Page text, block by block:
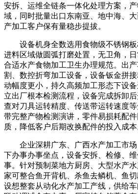
安拆、运维全链条一体化处理方案，
域，同时批量出口东南亚、地中海、
产加工客户保有量稳步提拔。
设备机身全数选用食物级不锈钢板
进料区域做圆弧打磨处置，无卫角，日
合适水产食物加工卫生办理规范。出
割、数控折弯加工设备，设备钣金拼
动幅度更小，持久高频加工形态下设
立出厂根本检测流程，设备完成拆卸
查对刀具运转精度、传送带运转速度
带完整产物检测演讲，零件易损耗配
质，降低客户后期改换配件的投入成本
企业深耕广东、广西水产加工市场
下办事办事坐点，设备安拆、检修、
事。针对预制菜地方厨房、大型水产
家可整合鱼开背机、杀鱼去鳞机、鱼切
设想整套从动化水产加工产线，供给